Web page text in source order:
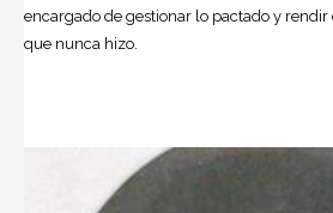
encargado de gestionar lo pactado y rendir
que nunca hizo.